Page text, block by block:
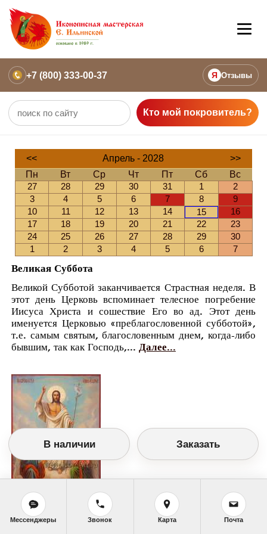
+7 (800) 333-00-37 Я Отзывы
Кто мой покровитель?
<< Апрель - 2028
>>
Пн
Вт Ср Чт Пт Сб
Вс
27
28 29 30 31 1
2
3
4 5 6 7 8
9
10
11 12 13 14 15
16
17
18 19 20 21 22
23
24
25 26 27 28 29
30
1
2 3 4 5 6 7
Великая Суббота
Великой Субботой заканчивается Страстная неделя. В
этот день Церковь вспоминает телесное погребение
Иисуса Христа и сошествие Его во ад. Этот день
именуется Церковью «преблагословенной субботой»,
т.е. самым святым, благословенным днем, когда-либо
бывшим, так как Господь,... Далее...
Православный календарь
<<Суббота, 15 Апреля (2 Апреля по старому
В наличии Заказать
Мессенджеры Звонок Карта Почта